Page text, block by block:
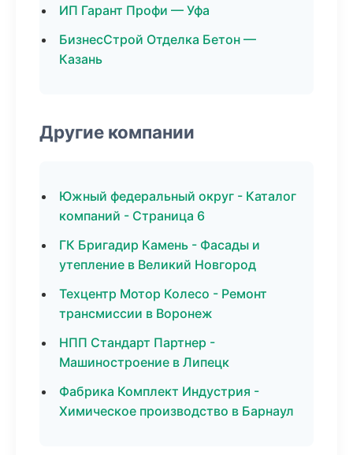
ИП Гарант Профи — Уфа
БизнесСтрой Отделка Бетон —
Казань
Другие компании
Южный федеральный округ - Каталог
компаний - Страница 6
ГК Бригадир Камень - Фасады и
утепление в Великий Новгород
Техцентр Мотор Колесо - Ремонт
трансмиссии в Воронеж
НПП Стандарт Партнер -
Машиностроение в Липецк
Фабрика Комплект Индустрия -
Химическое производство в Барнаул